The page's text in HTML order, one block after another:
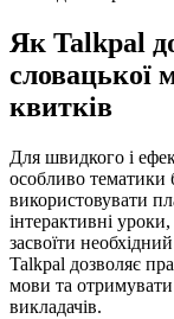
Як Talkpal
словацької
квитків
Для швидкого і
особливо тематики
використовувати
інтерактивні
засвоїти
Talkpal дозволяє
мови та отримувати
викладачів.